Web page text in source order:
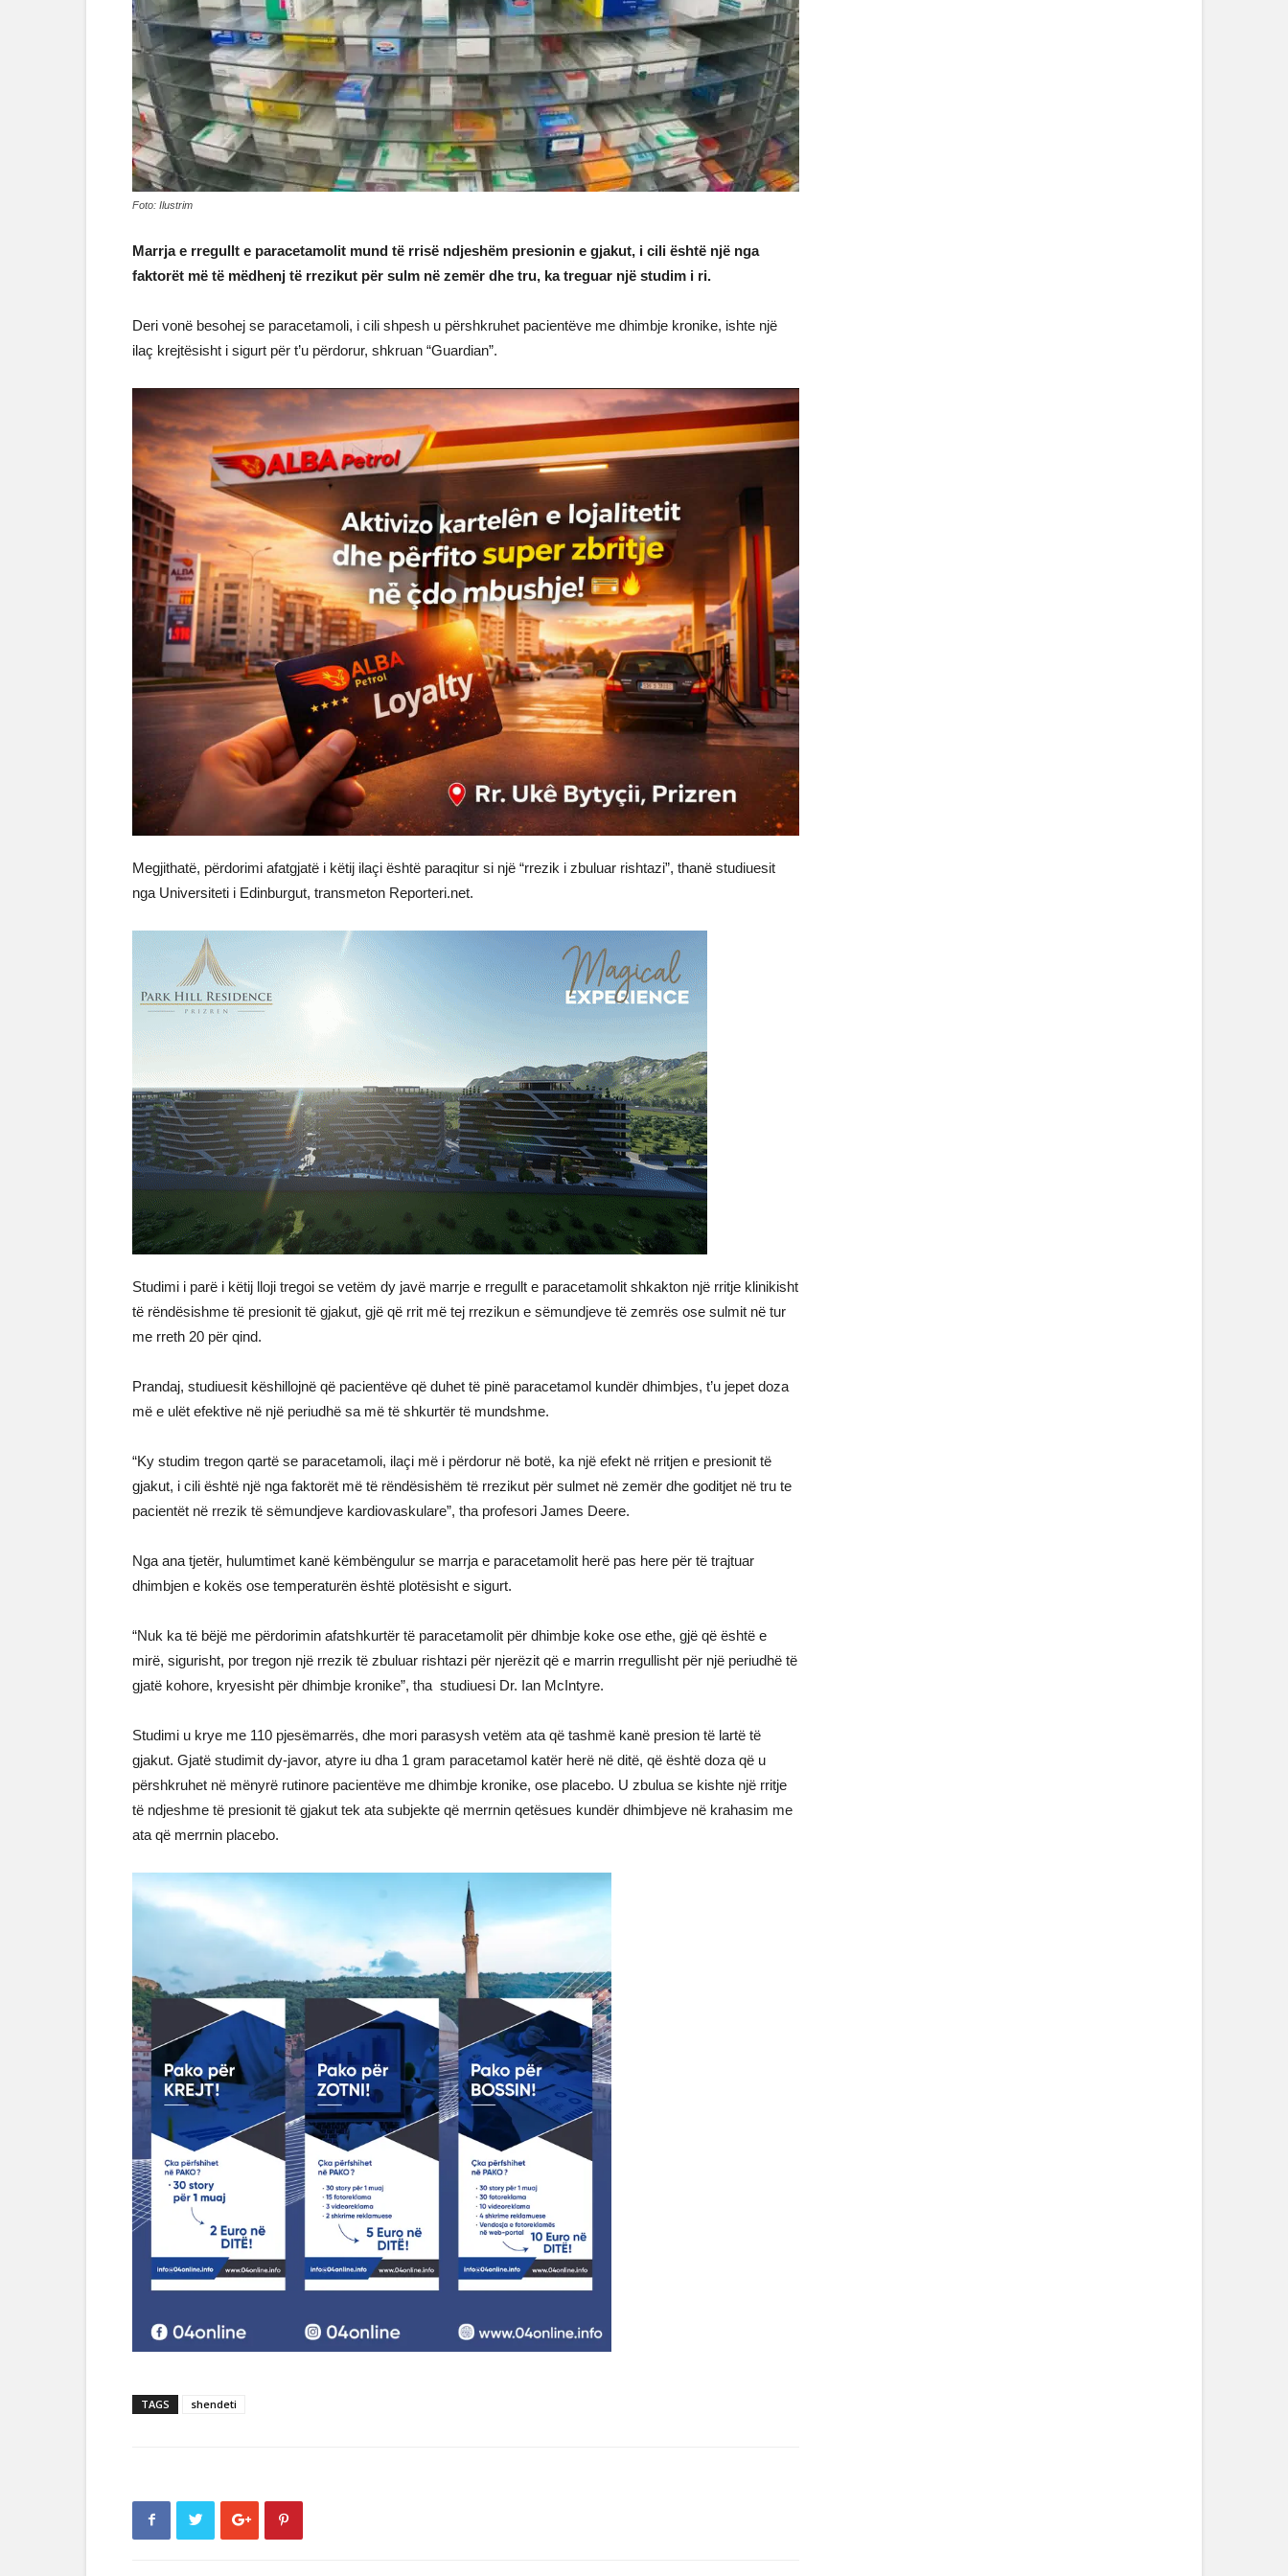
Foto: Ilustrim
Marrja e rregullt e paracetamolit mund të rrisë ndjeshëm presionin e gjakut, i cili është një nga
faktorët më të mëdhenj të rrezikut për sulm në zemër dhe tru, ka treguar një studim i ri.
Deri vonë besohej se paracetamoli, i cili shpesh u përshkruhet pacientëve me dhimbje kronike, ishte një
ilaç krejtësisht i sigurt për t’u përdorur, shkruan “Guardian”.
Megjithatë, përdorimi afatgjatë i këtij ilaçi është paraqitur si një “rrezik i zbuluar rishtazi”, thanë studiuesit
nga Universiteti i Edinburgut, transmeton Reporteri.net.
Studimi i parë i këtij lloji tregoi se vetëm dy javë marrje e rregullt e paracetamolit shkakton një rritje klinikisht
të rëndësishme të presionit të gjakut, gjë që rrit më tej rrezikun e sëmundjeve të zemrës ose sulmit në tur
me rreth 20 për qind.
Prandaj, studiuesit këshillojnë që pacientëve që duhet të pinë paracetamol kundër dhimbjes, t’u jepet doza
më e ulët efektive në një periudhë sa më të shkurtër të mundshme.
“Ky studim tregon qartë se paracetamoli, ilaçi më i përdorur në botë, ka një efekt në rritjen e presionit të
gjakut, i cili është një nga faktorët më të rëndësishëm të rrezikut për sulmet në zemër dhe goditjet në tru te
pacientët në rrezik të sëmundjeve kardiovaskulare”, tha profesori James Deere.
Nga ana tjetër, hulumtimet kanë këmbëngulur se marrja e paracetamolit herë pas here për të trajtuar
dhimbjen e kokës ose temperaturën është plotësisht e sigurt.
“Nuk ka të bëjë me përdorimin afatshkurtër të paracetamolit për dhimbje koke ose ethe, gjë që është e
mirë, sigurisht, por tregon një rrezik të zbuluar rishtazi për njerëzit që e marrin rregullisht për një periudhë të
gjatë kohore, kryesisht për dhimbje kronike”, tha studiuesi Dr. Ian McIntyre.
Studimi u krye me 110 pjesëmarrës, dhe mori parasysh vetëm ata që tashmë kanë presion të lartë të
gjakut. Gjatë studimit dy-javor, atyre iu dha 1 gram paracetamol katër herë në ditë, që është doza që u
përshkruhet në mënyrë rutinore pacientëve me dhimbje kronike, ose placebo. U zbulua se kishte një rritje
të ndjeshme të presionit të gjakut tek ata subjekte që merrnin qetësues kundër dhimbjeve në krahasim me
ata që merrnin placebo.
TAGS shendeti